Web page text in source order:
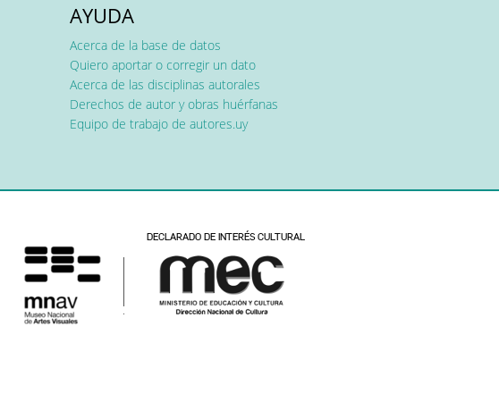
AYUDA
Acerca de la base de datos
Quiero aportar o corregir un dato
Acerca de las disciplinas autorales
Derechos de autor y obras huérfanas
Equipo de trabajo de autores.uy